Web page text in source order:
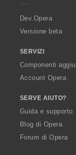
a
Dev.Opera
Versione beta
SERVIZI
Componenti
Account Opera
SERVE AIUTO?
Guida e supporto
Blog di Opera
Forum di Opera